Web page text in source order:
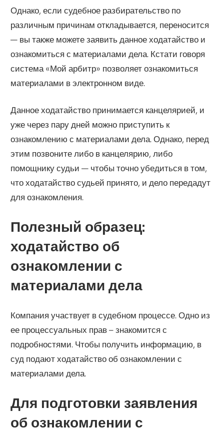
Однако, если судебное разбирательство по
различным причинам откладывается, переносится
— вы также можете заявить данное ходатайство и
ознакомиться с материалами дела. Кстати говоря
система «Мой арбитр» позволяет ознакомиться
материалами в электронном виде.
Данное ходатайство принимается канцелярией, и
уже через пару дней можно приступить к
ознакомлению с материалами дела. Однако, перед
этим позвоните либо в канцелярию, либо
помощнику судьи — чтобы точно убедиться в том,
что ходатайство судьей принято, и дело передадут
для ознакомления.
Полезный образец:
ходатайство об
ознакомлении с
материалами дела
Компания участвует в судебном процессе. Одно из
ее процессуальных прав – знакомится с
подробностями. Чтобы получить информацию, в
суд подают ходатайство об ознакомлении с
материалами дела.
Для подготовки заявления
об ознакомлении с